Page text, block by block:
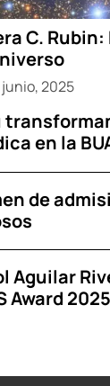
C. Rubin:
2025
en la
de
Aguilar
Award 2025